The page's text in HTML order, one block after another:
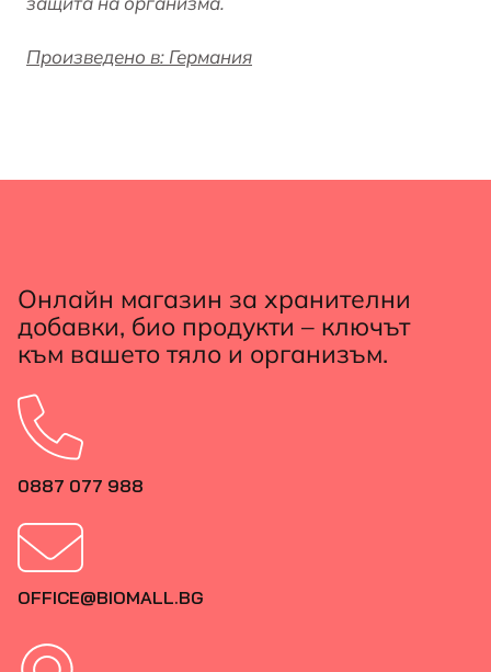
Произведено в: Германия
Онлайн магазин за хранителни
добавки, био продукти – ключът
към вашето тяло и организъм.
0887 077 988
OFFICE@BIOMALL.BG